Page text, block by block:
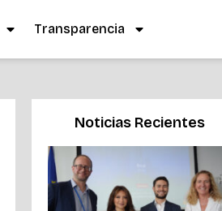
Transparencia
Noticias Recientes